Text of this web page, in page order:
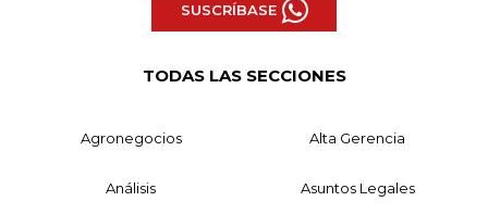
SUSCRÍBASE
TODAS LAS SECCIONES
Agronegocios Alta Gerencia
Análisis Asuntos Legales